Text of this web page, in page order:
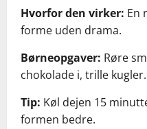
Hvorfor den virker: En
forme uden drama.
Børneopgaver: Røre
chokolade i, trille kugler.
Tip: Køl dejen 15
formen bedre.